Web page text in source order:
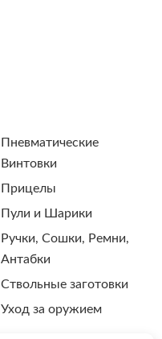
Пневматические
Винтовки
Прицелы
Пули и Шарики
Ручки, Сошки, Ремни,
Антабки
Ствольные заготовки
Уход за оружием